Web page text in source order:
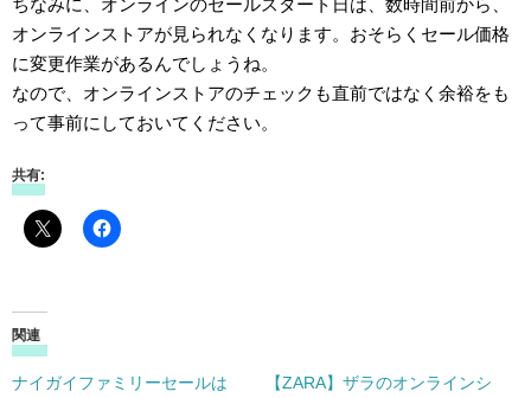
ちなみに、オンラインのセールスタート日は、数時間前から、
オンラインストアが見られなくなります。おそらくセール価格
に変更作業があるんでしょうね。
なので、オンラインストアのチェックも直前ではなく余裕をも
って事前にしておいてください。
共有:
関連
ナイガイファミリーセールは
【ZARA】ザラのオンラインシ